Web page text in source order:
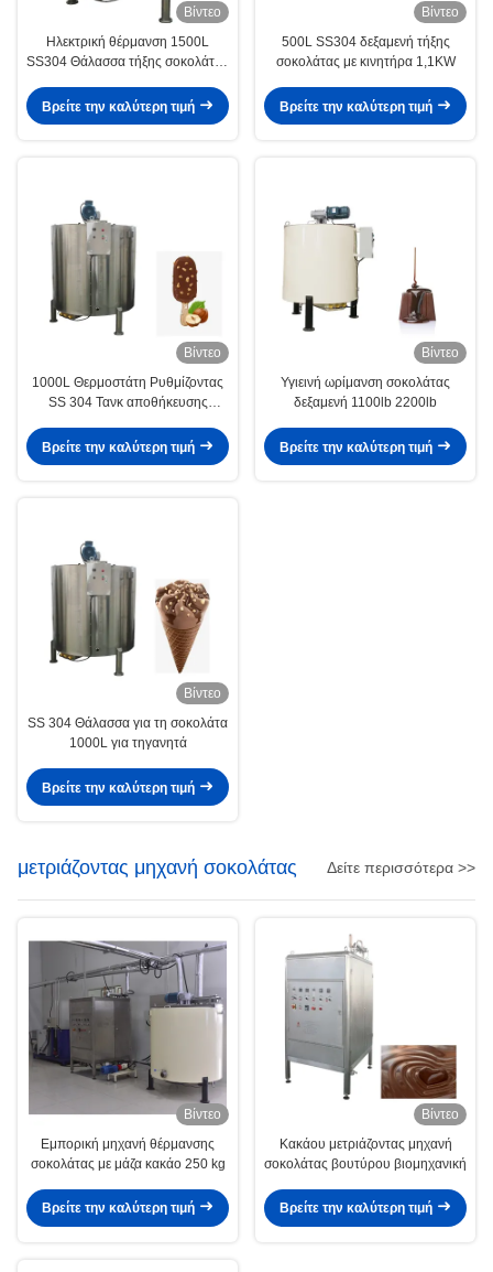
Βίντεο
Ηλεκτρική θέρμανση 1500L
SS304 Θάλασσα τήξης σοκολάτας
Βρείτε την καλύτερη τιμή
Βίντεο
500L SS304 δεξαμενή τήξης
σοκολάτας με κινητήρα 1,1KW
Βρείτε την καλύτερη τιμή
Βίντεο
1000L Θερμοστάτη Ρυθμίζοντας
SS 304 Τανκ αποθήκευσης
Βρείτε την καλύτερη τιμή
Βίντεο
Υγιεινή ωρίμανση σοκολάτας
δεξαμενή 1100lb 2200lb
Βρείτε την καλύτερη τιμή
Βίντεο
SS 304 Θάλασσα για τη σοκολάτα
1000L για τηγανητά
Βρείτε την καλύτερη τιμή
μετριάζοντας μηχανή σοκολάτας Δείτε περισσότερα >>
Βίντεο
Εμπορική μηχανή θέρμανσης
σοκολάτας με μάζα κακάο 250 kg
Βρείτε την καλύτερη τιμή
Βίντεο
Κακάου μετριάζοντας μηχανή
σοκολάτας βουτύρου βιομηχανική
Βρείτε την καλύτερη τιμή